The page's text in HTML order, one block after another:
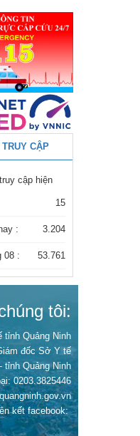
CẬP
cập hiện
15
: 3.204
08 : 53.761
tôi:
tỉnh Quảng Ninh
đốc Sở Y tế
Quảng Ninh
0203.3825446
kết facebook: